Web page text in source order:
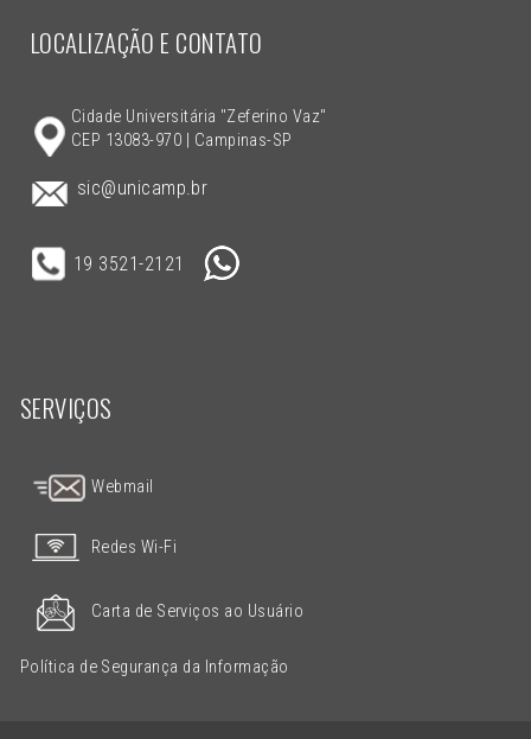
LOCALIZAÇÃO E CONTATO
Cidade Universitária "Zeferino Vaz"
CEP 13083-970 | Campinas-SP
sic@unicamp.br
19 3521-2121
SERVIÇOS
Webmail
Redes Wi-Fi
Carta de Serviços ao Usuário
Política de Segurança da Informação